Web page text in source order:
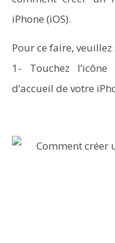
iPhone (iOS).
Pour ce faire,
1- Touchez
d’accueil de votre